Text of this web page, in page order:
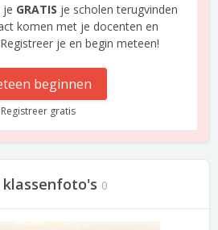
je GRATIS je scholen terugvinden
komen met je docenten en
je en begin meteen!
beginnen
Registreer gratis
0